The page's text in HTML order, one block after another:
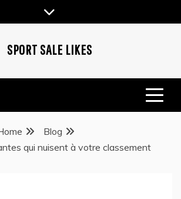
SPORT SALE LIKES
Blog
qui nuisent à votre classement